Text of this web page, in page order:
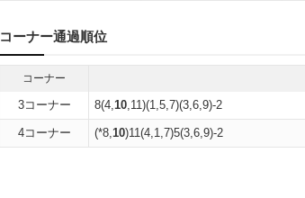
コーナー通過順位
コーナー
3コーナー 8(4,10,11)(1,5,7)(3,6,9)-2
4コーナー (*8,10)11(4,1,7)5(3,6,9)-2